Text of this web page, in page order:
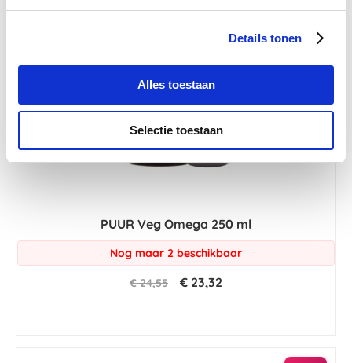
Details tonen
Alles toestaan
Selectie toestaan
PUUR Veg Omega 250 ml
Nog maar 2 beschikbaar
€ 24,55 € 23,32